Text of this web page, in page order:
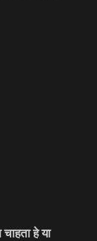
हे या